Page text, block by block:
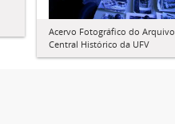
Acervo Fotográfico do Arquivo
Central Histórico da UFV